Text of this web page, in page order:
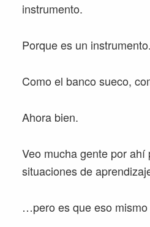
instrumento.
Porque es un instrumento.
Como el banco sueco,
Ahora bien.
Veo mucha gente por
situaciones de
…pero es que eso